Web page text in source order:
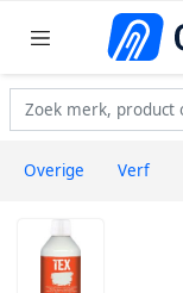
Overige Verf